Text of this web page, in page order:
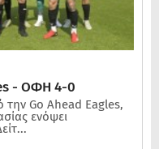
- ΟΦΗ 4-0
Go Ahead Eagles,
ενόψει